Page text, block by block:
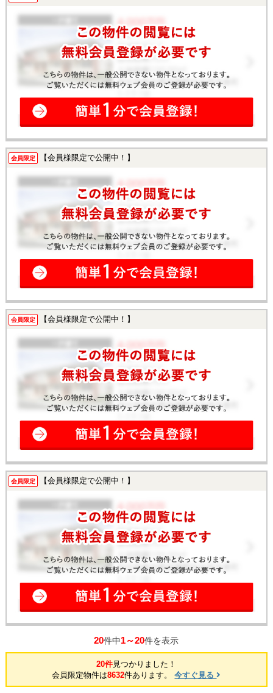
会員限定 【会員様限定で公開中！】
会員限定 【会員様限定で公開中！】
会員限定 【会員様限定で公開中！】
20件中1～20件を表示
20件見つかりました！
会員限定物件は8632件あります。今すぐ見る